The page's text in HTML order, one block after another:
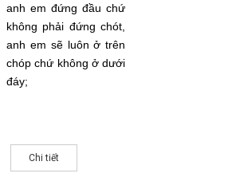
anh em đứng đầu chứ
không phải đứng chót,
anh em sẽ luôn ở trên
chóp chứ không ở dưới
đáy;
Chi tiết